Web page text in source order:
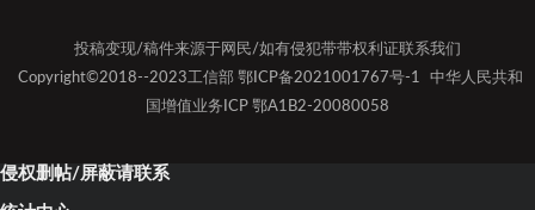
投稿变现/稿件来源于网民/如有侵犯带带权利证联系我们
Copyright©2018--2023工信部 鄂ICP备2021001767号-1
中华人民共和
国增值业务ICP 鄂A1B2-20080058
侵权删帖/屏蔽请联系